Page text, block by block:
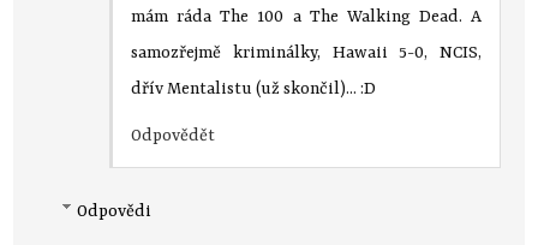
mám ráda The 100 a The Walking Dead. A
samozřejmě kriminálky, Hawaii 5-0, NCIS,
dřív Mentalistu (už skončil)... :D
Odpovědět
Odpovědi